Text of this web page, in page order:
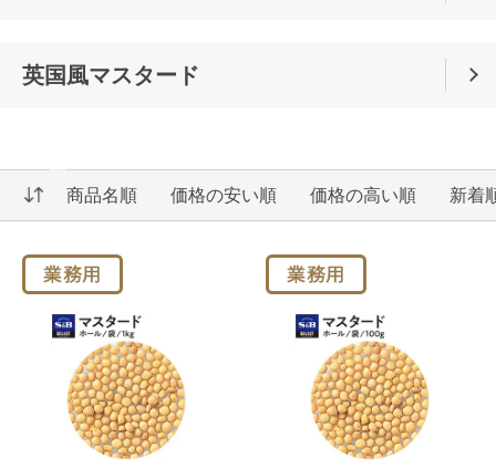
英国風マスタード
商品名順 価格の安い順 価格の高い順 新着